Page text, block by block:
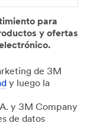
para
y ofertas
de 3M
y luego la
y 3M Company
de datos